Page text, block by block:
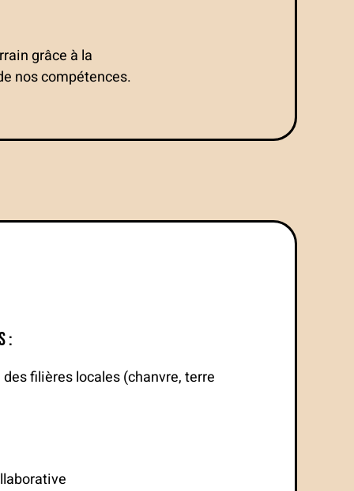
grâce à la
nos compétences.
:
filières locales (chanvre, terre